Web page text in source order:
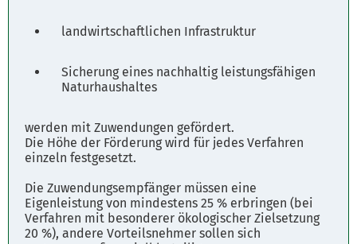
landwirtschaftlichen Infrastruktur
Sicherung eines nachhaltig leistungsfähigen
Naturhaushaltes
werden mit Zuwendungen gefördert.
Die Höhe der Förderung wird für jedes Verfahren
einzeln festgesetzt.
Die Zuwendungsempfänger müssen eine
Eigenleistung von mindestens 25 % erbringen (bei
Verfahren mit besonderer ökologischer Zielsetzung
20 %), andere Vorteilsnehmer sollen sich